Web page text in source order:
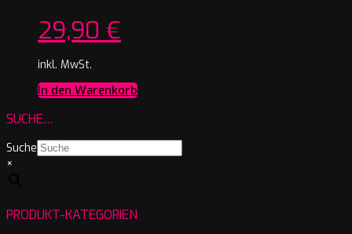
29,90 €
inkl. MwSt.
In den Warenkorb
SUCHE…
Suche
×
PRODUKT-KATEGORIEN